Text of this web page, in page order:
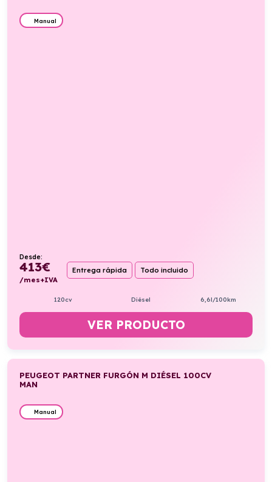
Manual
Desde:
413€
/mes+IVA
Entrega rápida Todo incluido
120cv Diésel 6,6l/100km
VER PRODUCTO
PEUGEOT PARTNER FURGÓN M DIÉSEL 100CV
MAN
Manual